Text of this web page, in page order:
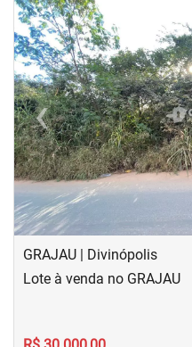
<
‹Previous
GRAJAU | Divinópolis
Lote à venda no GRAJAU